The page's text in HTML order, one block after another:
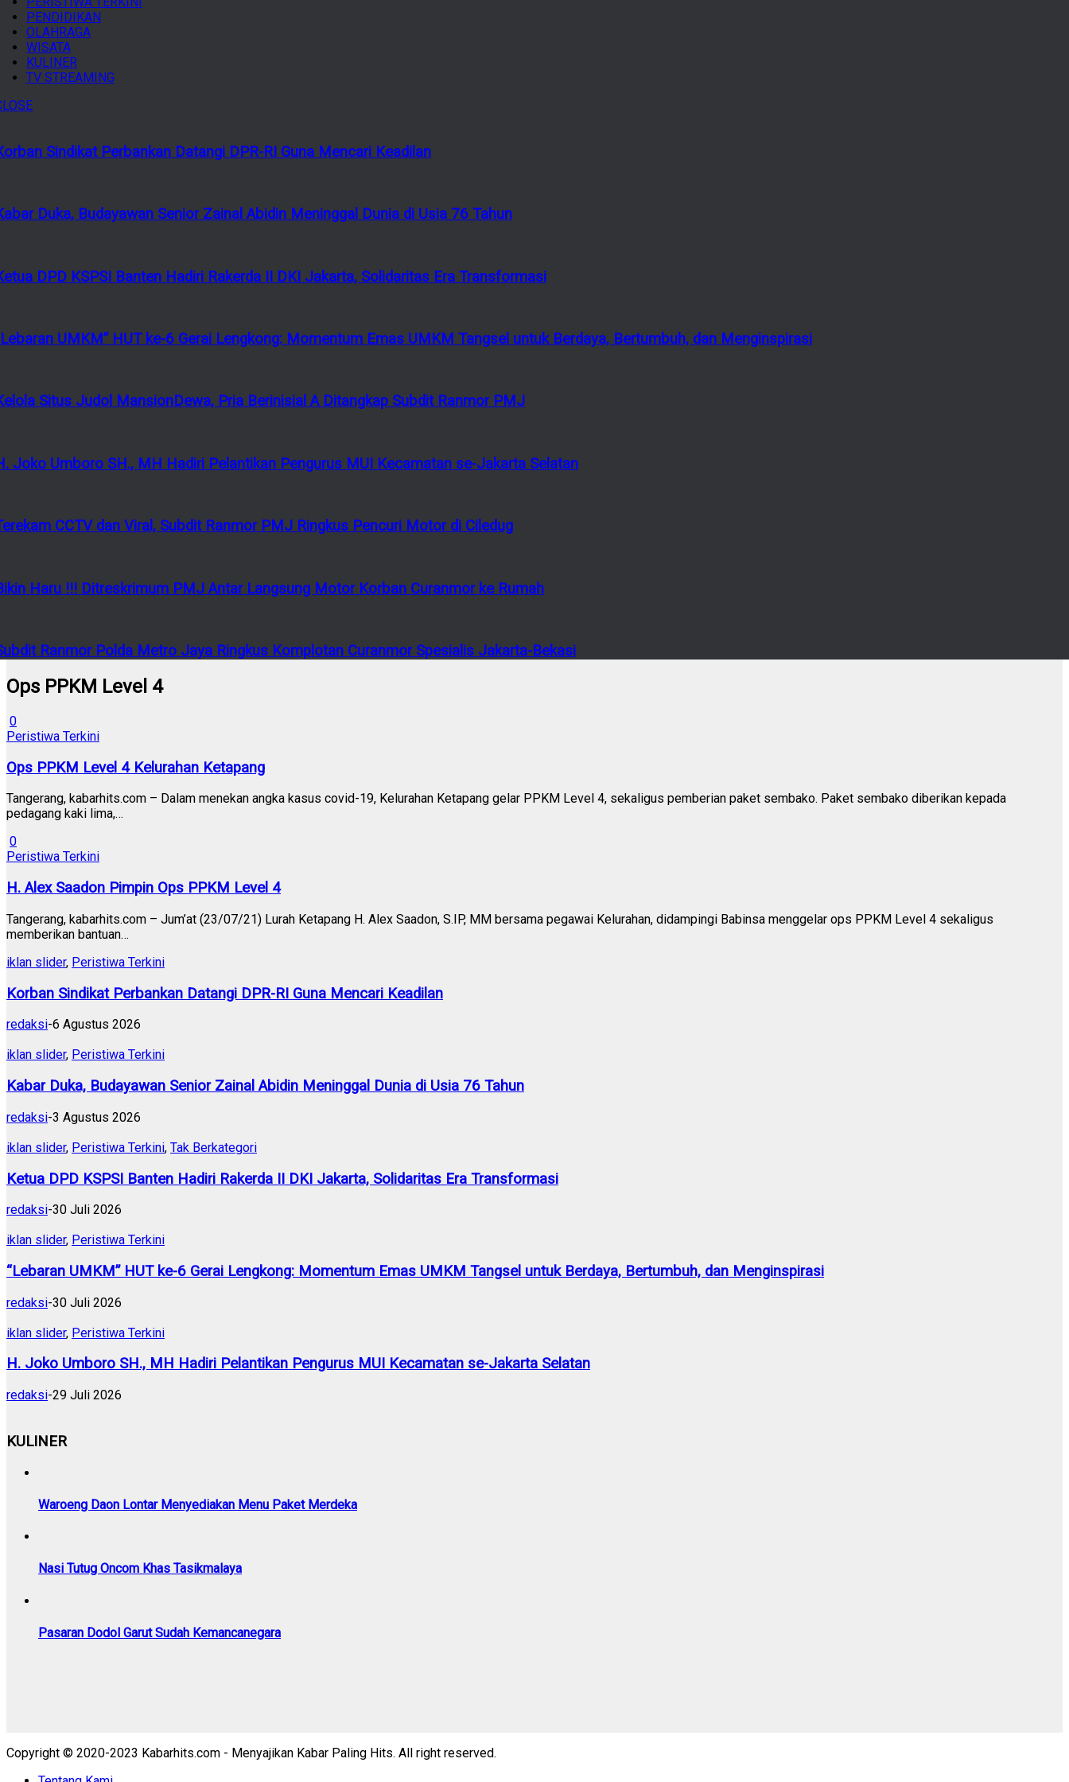
PENDIDIKAN
OLAHRAGA
WISATA
KULINER
TV STREAMING
Sindikat Perbankan Datangi DPR-RI Guna Mencari Keadilan
Duka, Budayawan Senior Zainal Abidin Meninggal Dunia di Usia 76 Tahun
DPD KSPSI Banten Hadiri Rakerda II DKI Jakarta, Solidaritas Era Transformasi
UMKM” HUT ke-6 Gerai Lengkong: Momentum Emas UMKM Tangsel untuk Berdaya, Bertumbuh, dan Menginspirasi
Situs Judol MansionDewa, Pria Berinisial A Ditangkap Subdit Ranmor PMJ
Joko Umboro SH., MH Hadiri Pelantikan Pengurus MUI Kecamatan se-Jakarta Selatan
CCTV dan Viral, Subdit Ranmor PMJ Ringkus Pencuri Motor di Ciledug
Haru !!! Ditreskrimum PMJ Antar Langsung Motor Korban Curanmor ke Rumah
Ranmor Polda Metro Jaya Ringkus Komplotan Curanmor Spesialis Jakarta-Bekasi
Ops PPKM Level 4
0
Peristiwa Terkini
Ops PPKM Level 4 Kelurahan Ketapang
Tangerang, kabarhits.com – Dalam menekan angka kasus covid-19, Kelurahan Ketapang gelar PPKM Level 4, sekaligus pemberian paket sembako. Paket sembako diberikan kepada
pedagang kaki lima,…
0
Peristiwa Terkini
H. Alex Saadon Pimpin Ops PPKM Level 4
Tangerang, kabarhits.com – Jum’at (23/07/21) Lurah Ketapang H. Alex Saadon, S.IP, MM bersama pegawai Kelurahan, didampingi Babinsa menggelar ops PPKM Level 4 sekaligus
memberikan bantuan…
iklan slider, Peristiwa Terkini
Korban Sindikat Perbankan Datangi DPR-RI Guna Mencari Keadilan
redaksi-6 Agustus 2026
iklan slider, Peristiwa Terkini
Kabar Duka, Budayawan Senior Zainal Abidin Meninggal Dunia di Usia 76 Tahun
redaksi-3 Agustus 2026
iklan slider, Peristiwa Terkini, Tak Berkategori
Ketua DPD KSPSI Banten Hadiri Rakerda II DKI Jakarta, Solidaritas Era Transformasi
redaksi-30 Juli 2026
iklan slider, Peristiwa Terkini
“Lebaran UMKM” HUT ke-6 Gerai Lengkong: Momentum Emas UMKM Tangsel untuk Berdaya, Bertumbuh, dan Menginspirasi
redaksi-30 Juli 2026
iklan slider, Peristiwa Terkini
H. Joko Umboro SH., MH Hadiri Pelantikan Pengurus MUI Kecamatan se-Jakarta Selatan
redaksi-29 Juli 2026
KULINER
Waroeng Daon Lontar Menyediakan Menu Paket Merdeka
Nasi Tutug Oncom Khas Tasikmalaya
Pasaran Dodol Garut Sudah Kemancanegara
Copyright © 2020-2023 Kabarhits.com - Menyajikan Kabar Paling Hits. All right reserved.